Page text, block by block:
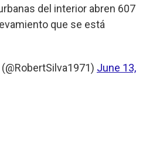
del interior abren 607
que se está
June 13,